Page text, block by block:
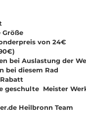
von 24€
bei Auslastung der
bei diesem Rad
geschulte Meister
Heilbronn Team